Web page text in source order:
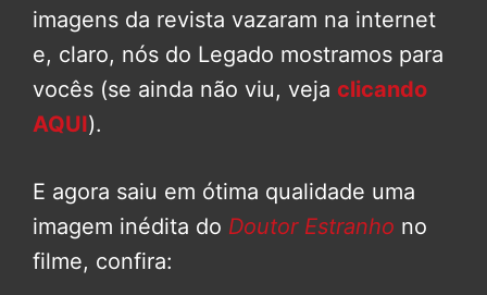
imagens da revista vazaram na internet
e, claro, nós do Legado mostramos para
vocês (se ainda não viu, veja clicando
AQUI).
E agora saiu em ótima qualidade uma
imagem inédita do Doutor Estranho no
filme, confira: